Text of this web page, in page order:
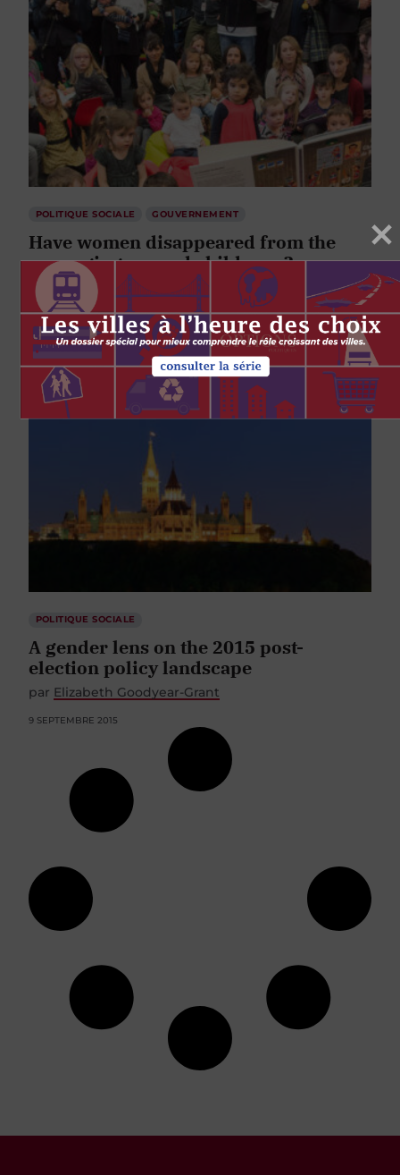
POLITIQUE SOCIALE GOUVERNEMENT
Have women disappeared from the
messaging around child care?
par Elizabeth Goodyear-Grant Rebecca Wallace
11 MARS 2019
POLITIQUE SOCIALE
A gender lens on the 2015 post-
election policy landscape
par Elizabeth Goodyear-Grant
9 SEPTEMBRE 2015